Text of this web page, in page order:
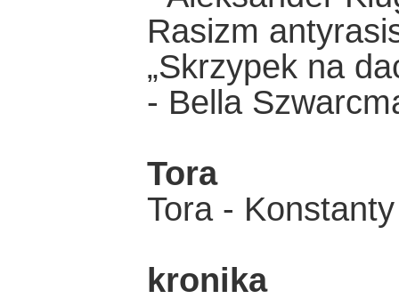
Rasizm
„Skrzypek na
- Bella
Tora
Tora -
kronika